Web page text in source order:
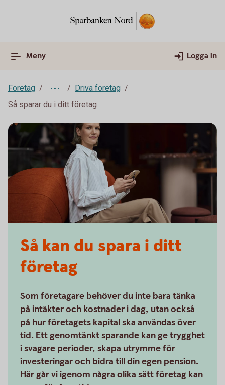
Meny Logga in
Företag
Driva företag
Så sparar du i ditt företag
Så kan du spara i ditt
företag
Som företagare behöver du inte bara tänka
på intäkter och kostnader i dag, utan också
på hur företagets kapital ska användas över
tid. Ett genomtänkt sparande kan ge trygghet
i svagare perioder, skapa utrymme för
investeringar och bidra till din egen pension.
Här går vi igenom några olika sätt företag kan